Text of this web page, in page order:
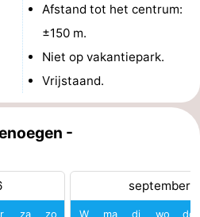
Afstand tot het centrum:
±150 m.
Niet op vakantiepark.
Vrijstaand.
-
za zo
september
W ma di wo do